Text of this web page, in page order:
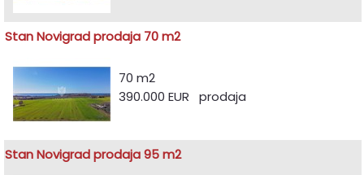
Stan Novigrad prodaja 70 m2
70 m2
390.000 EUR prodaja
Stan Novigrad prodaja 95 m2